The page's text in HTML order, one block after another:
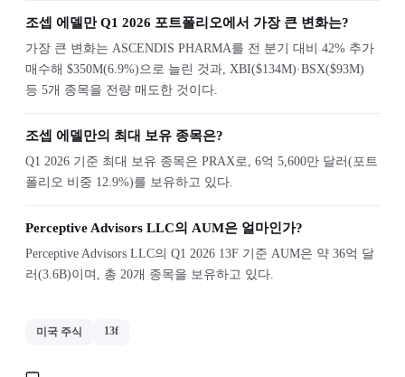
조셉 에델만 Q1 2026 포트폴리오에서 가장 큰 변화는?
가장 큰 변화는 ASCENDIS PHARMA를 전 분기 대비 42% 추가
매수해 $350M(6.9%)으로 늘린 것과, XBI($134M)·BSX($93M)
등 5개 종목을 전량 매도한 것이다.
조셉 에델만의 최대 보유 종목은?
Q1 2026 기준 최대 보유 종목은 PRAX로, 6억 5,600만 달러(포트
폴리오 비중 12.9%)를 보유하고 있다.
Perceptive Advisors LLC의 AUM은 얼마인가?
Perceptive Advisors LLC의 Q1 2026 13F 기준 AUM은 약 36억 달
러(3.6B)이며, 총 20개 종목을 보유하고 있다.
미국 주식 13f